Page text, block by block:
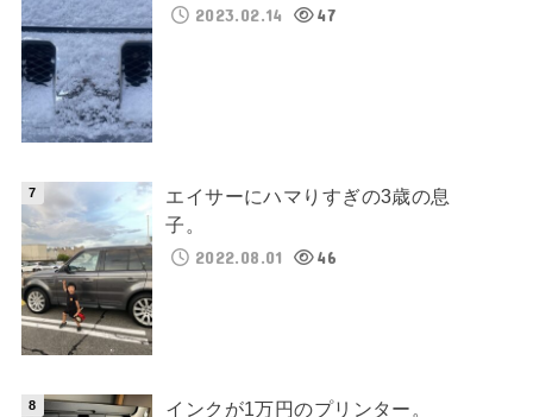
2023.02.14
47
エイサーにハマりすぎの3歳の息
子。
2022.08.01
46
インクが1万円のプリンター。